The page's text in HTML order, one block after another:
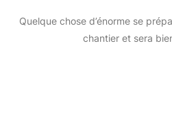
Quelque chose d’énorme se
chantier et sera